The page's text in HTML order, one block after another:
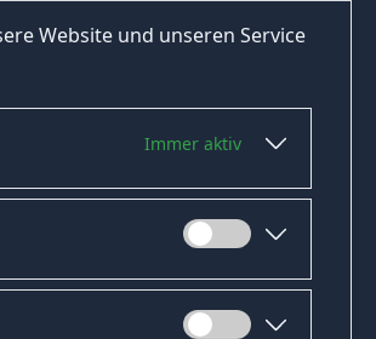
Website und unseren Service
Immer aktiv